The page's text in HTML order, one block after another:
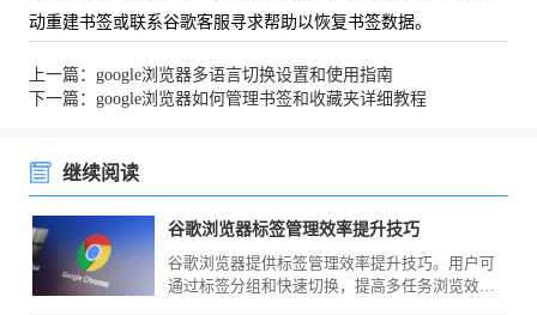
动重建书签或联系谷歌客服寻求帮助以恢复书签数据。
上一篇：google浏览器多语言切换设置和使用指南
下一篇：google浏览器如何管理书签和收藏夹详细教程
继续阅读
谷歌浏览器标签管理效率提升技巧
谷歌浏览器提供标签管理效率提升技巧。用户可
通过标签分组和快速切换，提高多任务浏览效